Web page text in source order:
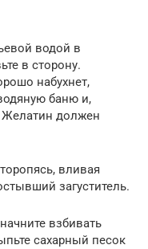
водой в
в сторону.
набухнет,
баню и,
Желатин должен
вливая
загуститель.
взбивать
сахарный песок